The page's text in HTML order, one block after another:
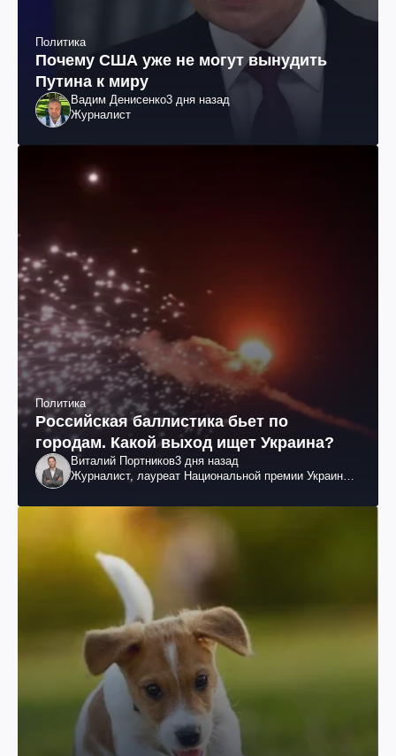
Политика
Почему США уже не могут вынудить
Путина к миру
Вадим Денисенко3 дня назад
Журналист
Политика
Российская баллистика бьет по
городам. Какой выход ищет Украина?
Виталий Портников3 дня назад
Журналист, лауреат Национальной премии Украины